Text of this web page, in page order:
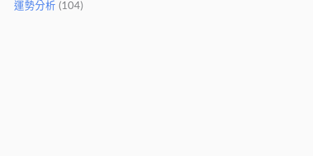
運勢分析 (104)